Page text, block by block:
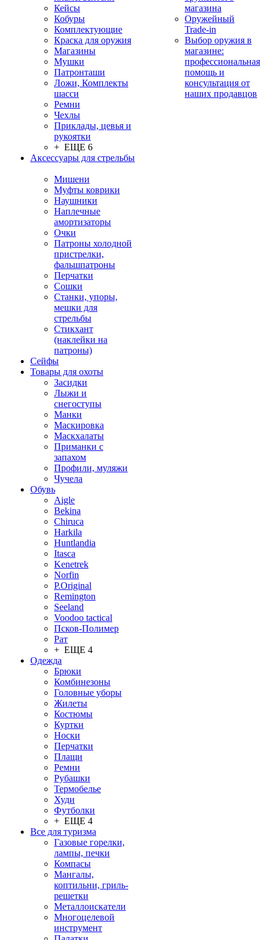
Кейсы
Кобуры
Комплектующие
Краска для оружия
Магазины
Мушки
Патронташи
Ложи, Комплекты
шасси
Ремни
Чехлы
Приклады, цевья и
рукоятки
+ ЕЩЕ 6
Аксессуары для стрельбы
Мишени
Муфты коврики
Наушники
Наплечные
амортизаторы
Очки
Патроны холодной
пристрелки,
фальшпатроны
Перчатки
Сошки
Станки, упоры,
мешки для
стрельбы
Стикхант
(наклейки на
патроны)
Сейфы
Товары для охоты
Засидки
Лыжи и
снегоступы
Манки
Маскировка
Маскхалаты
Приманки с
запахом
Профили, муляжи
Чучела
Обувь
Aigle
Bekina
Chiruсa
Harkila
Huntlandia
Itasca
Kenetrek
Norfin
P.Original
Remington
Seeland
Voodoo tactical
Псков-Полимер
Рат
+ ЕЩЕ 4
Одежда
Брюки
Комбинезоны
Головные уборы
Жилеты
Костюмы
Куртки
Носки
Перчатки
Плащи
Ремни
Рубашки
Термобелье
Худи
Футболки
+ ЕЩЕ 4
Все для туризма
Газовые горелки,
лампы, печки
Компасы
Мангалы,
коптильни, гриль-
решетки
Металлоискатели
Многоцелевой
инструмент
магазина
Оружейный
Trade-in
Выбор оружия в
магазине:
профессиональная
помощь и
консультация от
наших продавцов